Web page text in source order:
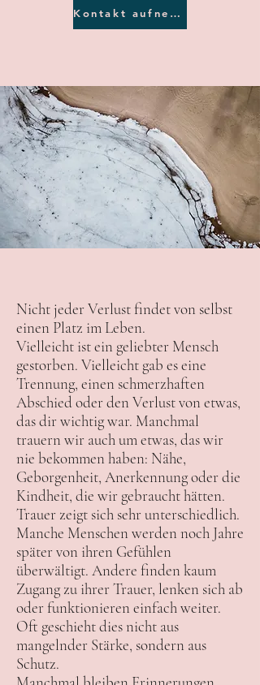
Kontakt aufnehmen
Nicht jeder Verlust findet von selbst
einen Platz im Leben.
Vielleicht ist ein geliebter Mensch
gestorben. Vielleicht gab es eine
Trennung, einen schmerzhaften
Abschied oder den Verlust von etwas,
das dir wichtig war. Manchmal
trauern wir auch um etwas, das wir
nie bekommen haben: Nähe,
Geborgenheit, Anerkennung oder die
Kindheit, die wir gebraucht hätten.
Trauer zeigt sich sehr unterschiedlich.
Manche Menschen werden noch Jahre
später von ihren Gefühlen
überwältigt. Andere finden kaum
Zugang zu ihrer Trauer, lenken sich ab
oder funktionieren einfach weiter.
Oft geschieht dies nicht aus
mangelnder Stärke, sondern aus
Schutz.